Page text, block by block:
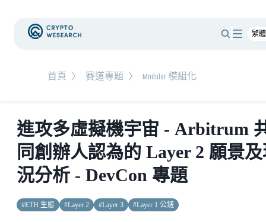
首頁 〉 賽道專題 〉 Modular 模組化
進攻多虛擬機宇宙 - Arbitrum
同創辦人認為的 Layer 2 願景
況分析 - DevCon 專題
#ETH 生態 #Layer 2 #Layer 3 #Layer 1 公鏈